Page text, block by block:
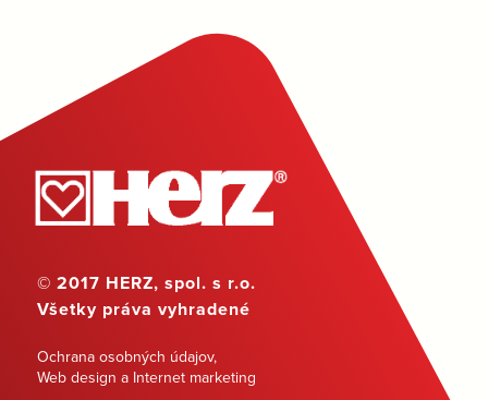
© 2017 HERZ, spol. s r.o.
Všetky práva vyhradené
Ochrana osobných údajov,
Web design a Internet marketing